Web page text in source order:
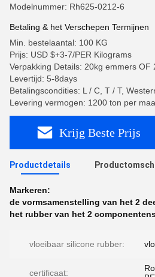
Modelnummer: Rh625-0212-6
Betaling & het Verschepen Termijnen
Min. bestelaantal: 100 KG
Prijs: USD $+3-7/PER Kilograms
Verpakking Details: 20kg emmers OF
Levertijd: 5-8days
Betalingscondities: L / C, T / T,
Levering vermogen: 1200 ton per
Krijg Beste Prijs
Productdetails
Markeren:
de vormsamenstelling van het 2
het rubber van het 2
vloeibaar silicone rubber:
certificaat: